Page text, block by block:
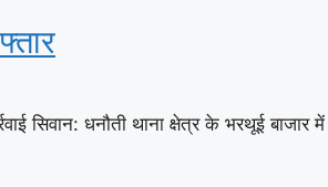
सिवान: धनौती थाना क्षेत्र के भरथूई बाजार